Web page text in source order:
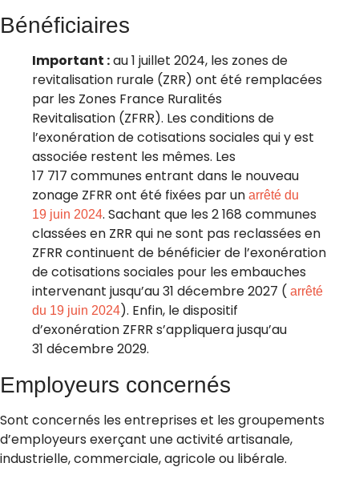
Bénéficiaires
Important :au 1 juillet 2024, les zones de
revitalisation rurale (ZRR) ont été remplacées
par les Zones France Ruralités
Revitalisation (ZFRR). Les conditions de
l’exonération de cotisations sociales qui y est
associée restent les mêmes. Les
17 717 communes entrant dans le nouveau
zonage ZFRR ont été fixées par un arrêté du
19 juin 2024. Sachant que les 2 168 communes
classées en ZRR qui ne sont pas reclassées en
ZFRR continuent de bénéficier de l’exonération
de cotisations sociales pour les embauches
intervenant jusqu’au 31 décembre 2027 ( arrêté
du 19 juin 2024). Enfin, le dispositif
d’exonération ZFRR s’appliquera jusqu’au
31 décembre 2029.
Employeurs concernés
Sont concernés les entreprises et les groupements
d’employeurs exerçant une activité artisanale,
industrielle, commerciale, agricole ou libérale.